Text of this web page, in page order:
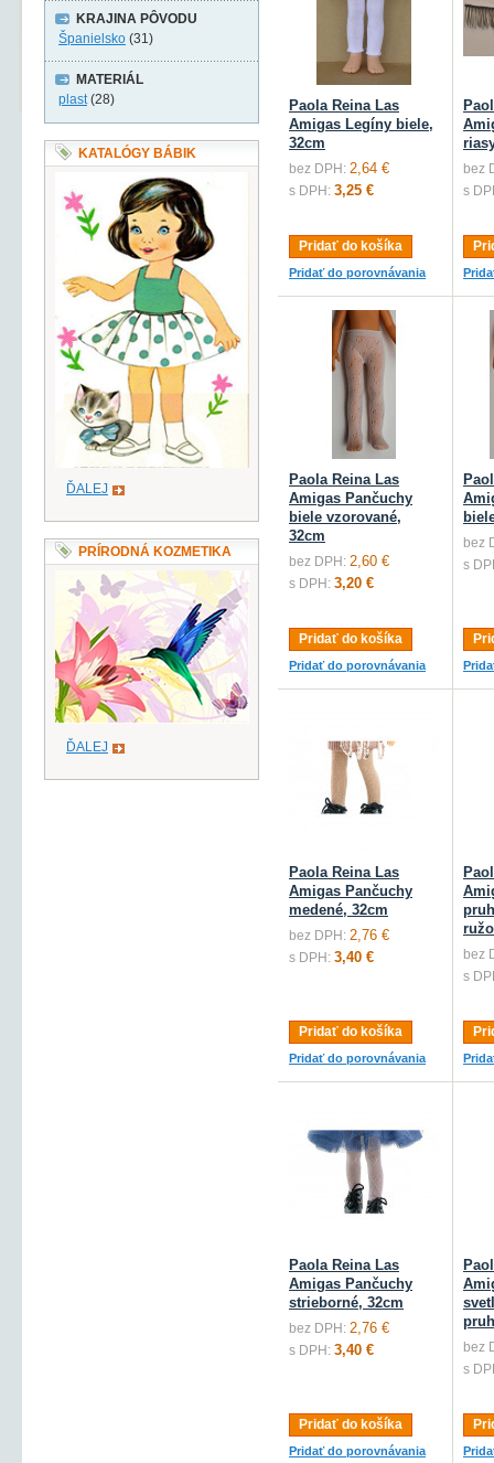
Paola Reina Las
Amigas Legíny biele,
32cm
bez DPH: 2,64 €
s DPH: 3,25 €
Pridať do košíka
Pridať do porovnávania
bez
s
Paola Reina Las
Amigas Pančuchy
biele vzorované,
32cm
bez DPH: 2,60 €
s DPH: 3,20 €
Pridať do košíka
Pridať do porovnávania
bez
s
Paola Reina Las
Amigas Pančuchy
medené, 32cm
bez DPH: 2,76 €
s DPH: 3,40 €
Pridať do košíka
Pridať do porovnávania
bez
s
Paola Reina Las
Amigas Pančuchy
strieborné, 32cm
bez DPH: 2,76 €
s DPH: 3,40 €
Pridať do košíka
Pridať do porovnávania
bez
s
KRAJINA PÔVODU
Španielsko (31)
MATERIÁL
plast(28)
KATALÓGY BÁBIK
ĎALEJ
PRÍRODNÁ KOZMETIKA
ĎALEJ